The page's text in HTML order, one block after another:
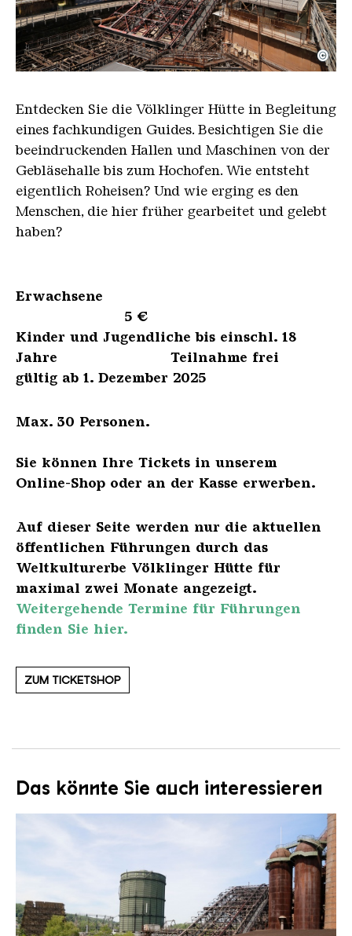
Der Erzschrägaufzug der Völklinger Hütte mit
Copyright: Weltkulturerbe Völklinger Hütte | Karl
©
Entdecken Sie die Völklinger Hütte in Begleitung
eines fachkundigen Guides. Besichtigen Sie die
beeindruckenden Hallen und Maschinen von der
Gebläsehalle bis zum Hochofen. Wie entsteht
eigentlich Roheisen? Und wie erging es den
Menschen, die hier früher gearbeitet und gelebt
haben?
Erwachsene
5 €
Kinder und Jugendliche bis einschl. 18
Jahre Teilnahme frei
gültig ab 1. Dezember 2025
Max. 30 Personen.
Sie können Ihre Tickets in unserem
Online-Shop oder an der Kasse erwerben.
Auf dieser Seite werden nur die aktuellen
öffentlichen Führungen durch das
Weltkulturerbe Völklinger Hütte für
maximal zwei Monate angezeigt.
Weitergehende Termine für Führungen
finden Sie hier.
ZUM TICKETSHOP
Das könnte Sie auch interessieren